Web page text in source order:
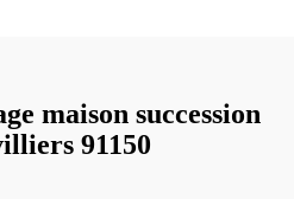
maison succession
91150